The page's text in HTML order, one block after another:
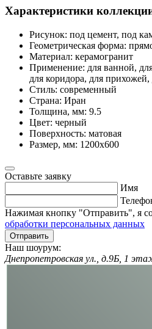
Характеристики
Рисунок: под цемент, под
Геометрическая форма:
Материал: керамогранит
Применение: для ванной,
для коридора, для
Стиль: современный
Страна: Иран
Толщина, мм: 9.5
Цвет: черный
Поверхность: матовая
Размер, мм: 1200х600
Оставьте заявку
Имя
Нажимая кнопку "Отправить", я
обработки персональных данных
Отправить
Наш шоурум:
Днепропетровская ул., д.9Б, 1